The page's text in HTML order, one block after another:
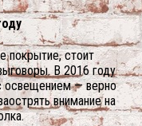
покрытие, стоит
В 2016 году
освещением — верно
внимание на